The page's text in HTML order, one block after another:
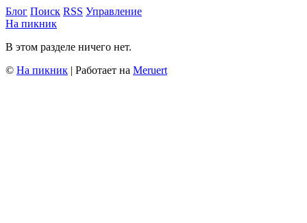
Блог Поиск RSS Управление
На пикник
В этом разделе ничего нет.
© На пикник | Работает на Meruert